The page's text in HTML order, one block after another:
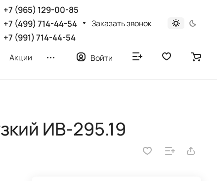
+7 (965) 129-00-85
+7 (499) 714-44-54
+7 (991) 714-44-54
Заказать звонок
Акции Войти
ИВ-295.19